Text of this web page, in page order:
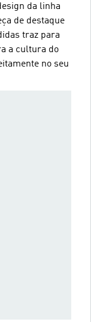
da linha
de destaque
traz para
a cultura do
no seu